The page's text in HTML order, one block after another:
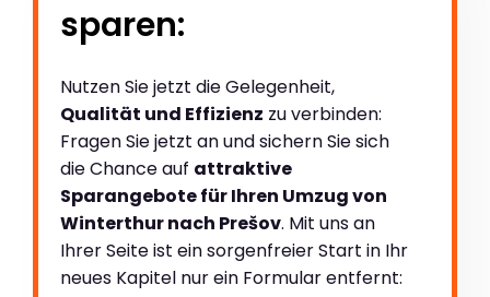
sparen:
Nutzen Sie jetzt die Gelegenheit,
Qualität und Effizienz zu verbinden:
Fragen Sie jetzt an und sichern Sie sich
die Chance auf attraktive
Sparangebote für Ihren Umzug von
Winterthur nach Prešov. Mit uns an
Ihrer Seite ist ein sorgenfreier Start in Ihr
neues Kapitel nur ein Formular entfernt: